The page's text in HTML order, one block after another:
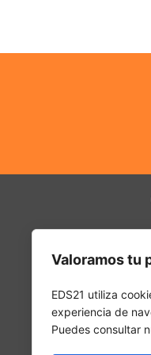
Valoramos tu
EDS21 utiliza
experiencia de
Puedes consultar